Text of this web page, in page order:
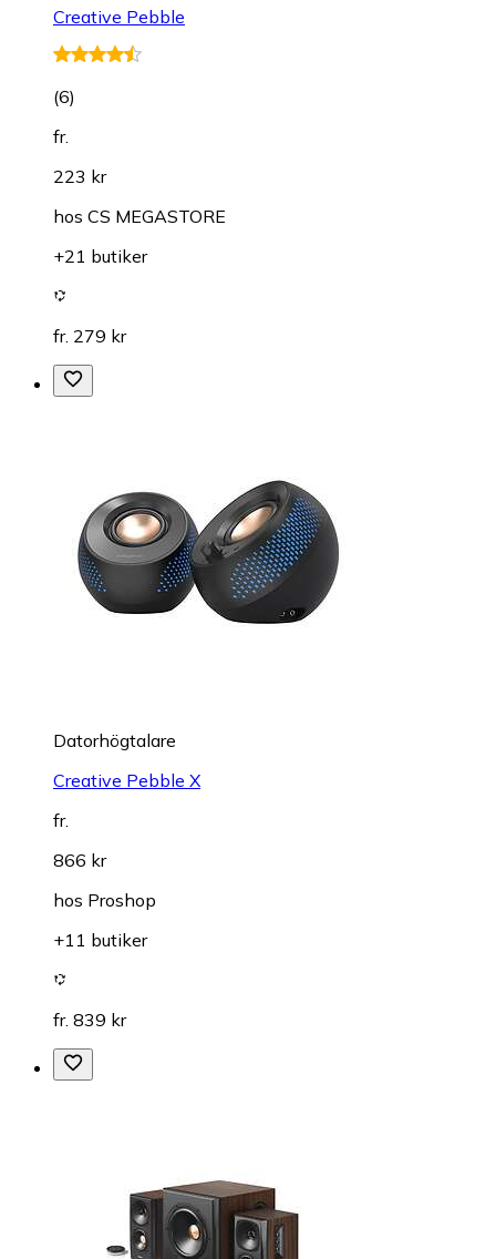
Creative Pebble
(6)
fr.
223 kr
hos CS MEGASTORE
+21 butiker
fr. 279 kr
Datorhögtalare
Creative Pebble X
fr.
866 kr
hos Proshop
+11 butiker
fr. 839 kr